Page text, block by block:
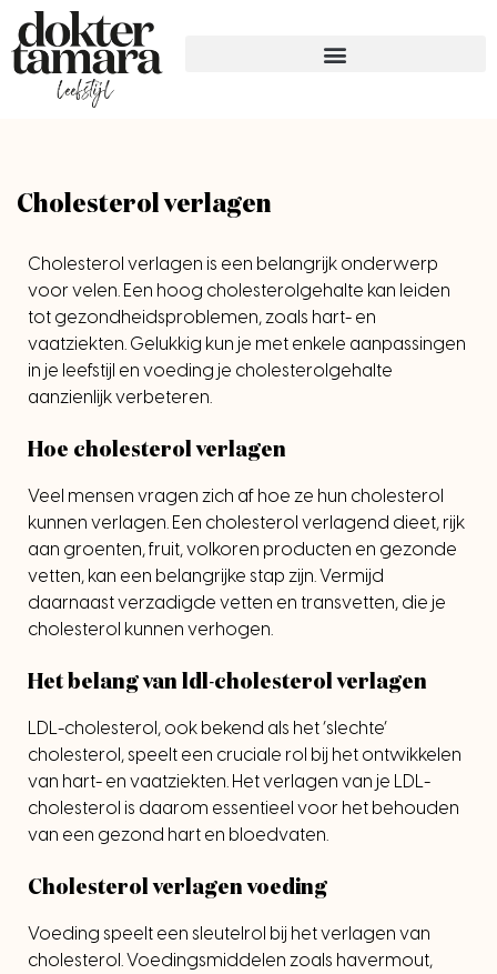
Cholesterol verlagen
Cholesterol verlagen is een belangrijk onderwerp
voor velen. Een hoog cholesterolgehalte kan leiden
tot gezondheidsproblemen, zoals hart- en
vaatziekten. Gelukkig kun je met enkele aanpassingen
in je leefstijl en voeding je cholesterolgehalte
aanzienlijk verbeteren.
Hoe cholesterol verlagen
Veel mensen vragen zich af hoe ze hun cholesterol
kunnen verlagen. Een cholesterol verlagend dieet, rijk
aan groenten, fruit, volkoren producten en gezonde
vetten, kan een belangrijke stap zijn. Vermijd
daarnaast verzadigde vetten en transvetten, die je
cholesterol kunnen verhogen.
Het belang van ldl-cholesterol verlagen
LDL-cholesterol, ook bekend als het ‘slechte’
cholesterol, speelt een cruciale rol bij het ontwikkelen
van hart- en vaatziekten. Het verlagen van je LDL-
cholesterol is daarom essentieel voor het behouden
van een gezond hart en bloedvaten.
Cholesterol verlagen voeding
Voeding speelt een sleutelrol bij het verlagen van
cholesterol. Voedingsmiddelen zoals havermout,